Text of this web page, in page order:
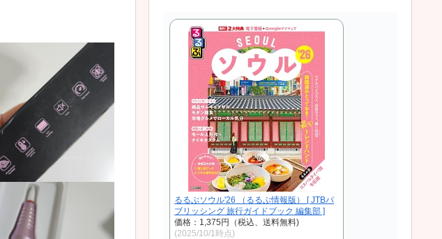
るるぶソウル'26 （るるぶ情報版） [ JTBパ
ブリッシング 旅行ガイドブック 編集部 ]
価格：1,375円（税込、送料無料)
(2025/10/1時点)